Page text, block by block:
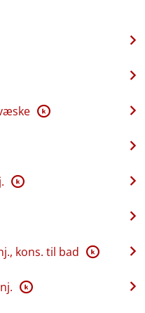
K
K
kons. til bad K
K